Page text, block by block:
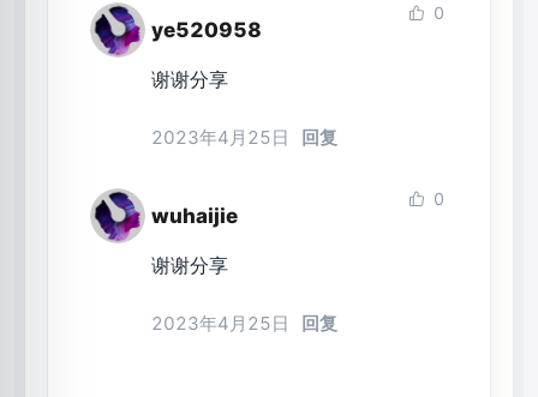
ye520958
0
谢谢分享
2023年4月25日 回复
wuhaijie
0
谢谢分享
2023年4月25日 回复